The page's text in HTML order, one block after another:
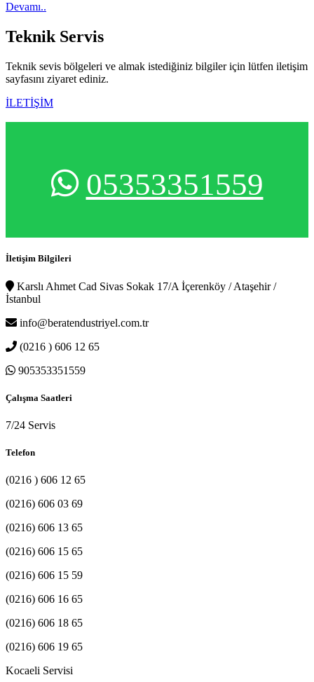
Devamı..
Teknik Servis
Teknik sevis bölgeleri ve almak istediğiniz bilgiler için lütfen iletişim
sayfasını ziyaret ediniz.
İLETİŞİM
05353351559
İletişim Bilgileri
Karslı Ahmet Cad Sivas Sokak 17/A İçerenköy / Ataşehir /
İstanbul
info@beratendustriyel.com.tr
(0216 ) 606 12 65
905353351559
Çalışma Saatleri
7/24 Servis
Telefon
(0216 ) 606 12 65
(0216) 606 03 69
(0216) 606 13 65
(0216) 606 15 65
(0216) 606 15 59
(0216) 606 16 65
(0216) 606 18 65
(0216) 606 19 65
Kocaeli Servisi